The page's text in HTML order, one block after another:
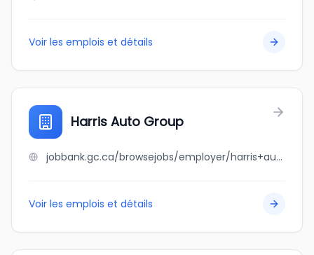
Voir les emplois et détails
Harris Auto Group
jobbank.gc.ca/browsejobs/employer/harris+auto+group/ca
Voir les emplois et détails